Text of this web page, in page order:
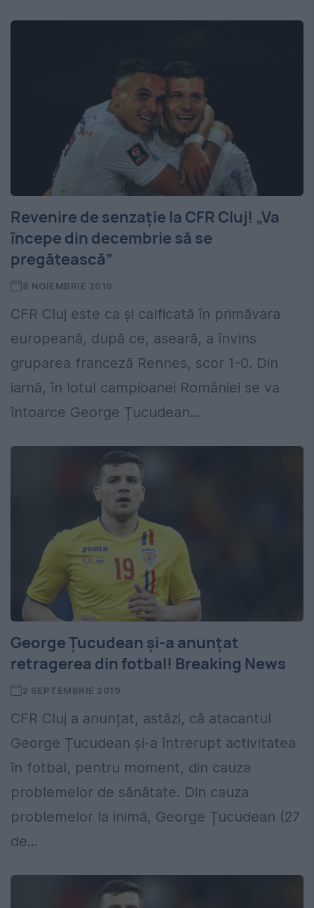
Revenire de senzație la CFR Cluj! „Va
începe din decembrie să se
pregătească”
8 NOIEMBRIE 2019
CFR Cluj este ca și calficată în primăvara
europeană, după ce, aseară, a învins
gruparea franceză Rennes, scor 1-0. Din
iarnă, în lotul campioanei României se va
întoarce George Țucudean...
George Țucudean și-a anunțat
retragerea din fotbal! Breaking News
2 SEPTEMBRIE 2019
CFR Cluj a anunțat, astăzi, că atacantul
George Țucudean și-a întrerupt activitatea
în fotbal, pentru moment, din cauza
problemelor de sănătate. Din cauza
problemelor la inimă, George Țucudean (27
de...